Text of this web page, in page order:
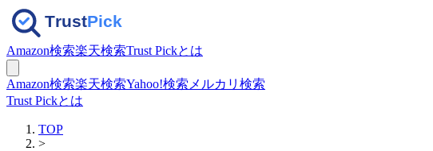
Amazon検索楽天検索Trust Pickとは
Amazon検索楽天検索Yahoo!検索 メルカリ検索
Trust Pickとは
TOP
>